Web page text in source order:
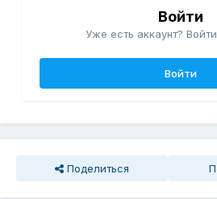
Войти
Уже есть аккаунт?
Войти
Поделиться